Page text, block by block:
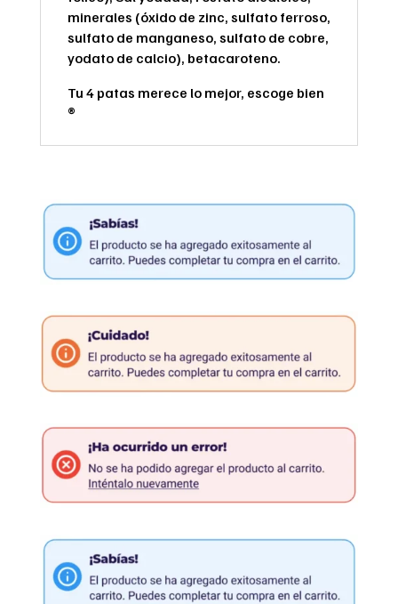
minerales (óxido de zinc, sulfato ferroso,
sulfato de manganeso, sulfato de cobre,
yodato de calcio), betacaroteno.
Tu 4 patas merece lo mejor, escoge bien
®